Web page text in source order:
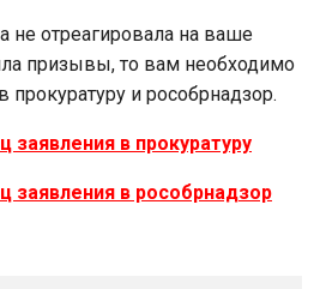
не отреагировала на ваше
призывы, то вам необходимо
прокуратуру и рособрнадзор.
в прокуратуру
заявления в рособрнадзор